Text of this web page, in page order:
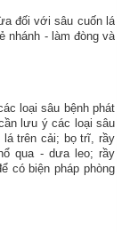
đối với sâu cuốn lá
nhánh - làm đòng và
loại sâu bệnh phát
lưu ý các loại sâu
lá trên cải; bọ trĩ, rầy
qua - dưa leo; rầy
có biện pháp phòng